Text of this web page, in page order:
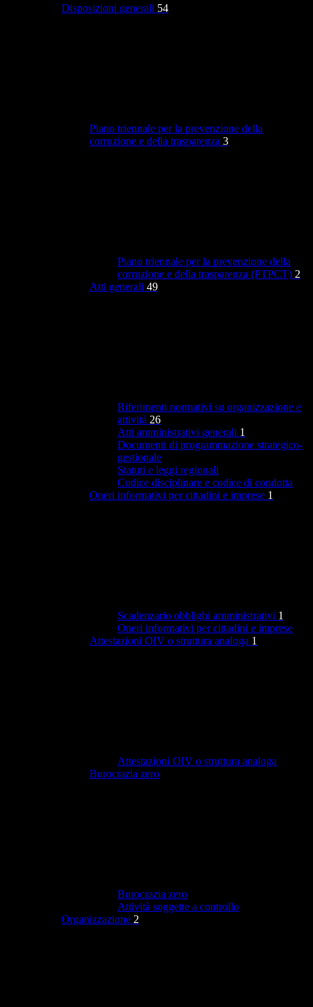
Disposizioni generali 54
Piano triennale per la prevenzione della
corruzione e della trasparenza 3
Piano triennale per la prevenzione della
corruzione e della trasparenza (PTPCT) 2
Atti generali 49
Riferimenti normativi su organizzazione e
attività 26
Atti amministrativi generali 1
Documenti di programmazione strategico-
gestionale
Statuti e leggi regionali
Codice disciplinare e codice di condotta
Oneri informativi per cittadini e imprese 1
Scadenzario obblighi amministrativi 1
Oneri informativi per cittadini e imprese
Attestazioni OIV o struttura analoga 1
Attestazioni OIV o struttura analoga
Burocrazia zero
Burocrazia zero
Attività soggette a controllo
Organizzazione 2